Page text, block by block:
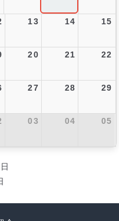
13 14 15
20 21 22
27 28 29
03 04 05